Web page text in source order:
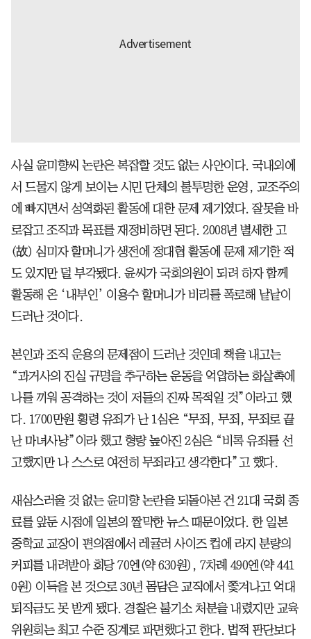
사실 윤미향씨 논란은 복잡할 것도 없는 사안이다. 국내외에
서 드물지 않게 보이는 시민 단체의 불투명한 운영, 교조주의
에 빠지면서 성역화된 활동에 대한 문제 제기였다. 잘못을 바
로잡고 조직과 목표를 재정비하면 된다. 2008년 별세한 고
(故) 심미자 할머니가 생전에 정대협 활동에 문제 제기한 적
도 있지만 덜 부각됐다. 윤씨가 국회의원이 되려 하자 함께
활동해 온 ‘내부인’ 이용수 할머니가 비리를 폭로해 낱낱이
드러난 것이다.
본인과 조직 운용의 문제점이 드러난 것인데 책을 내고는
“과거사의 진실 규명을 추구하는 운동을 억압하는 화살촉에
나를 끼워 공격하는 것이 저들의 진짜 목적일 것”이라고 했
다. 1700만원 횡령 유죄가 난 1심은 “무죄, 무죄, 무죄로 끝
난 마녀사냥”이라 했고 형량 높아진 2심은 “비록 유죄를 선
고했지만 나 스스로 여전히 무죄라고 생각한다”고 했다.
새삼스러울 것 없는 윤미향 논란을 되돌아본 건 21대 국회 종
료를 앞둔 시점에 일본의 짤막한 뉴스 때문이었다. 한 일본
중학교 교장이 편의점에서 레귤러 사이즈 컵에 라지 분량의
커피를 내려받아 회당 70엔(약 630원), 7차례 490엔(약 441
0원) 이득을 본 것으로 30년 몸담은 교직에서 쫓겨나고 억대
퇴직금도 못 받게 됐다. 경찰은 불기소 처분을 내렸지만 교육
위원회는 최고 수준 징계로 파면했다고 한다. 법적 판단보다